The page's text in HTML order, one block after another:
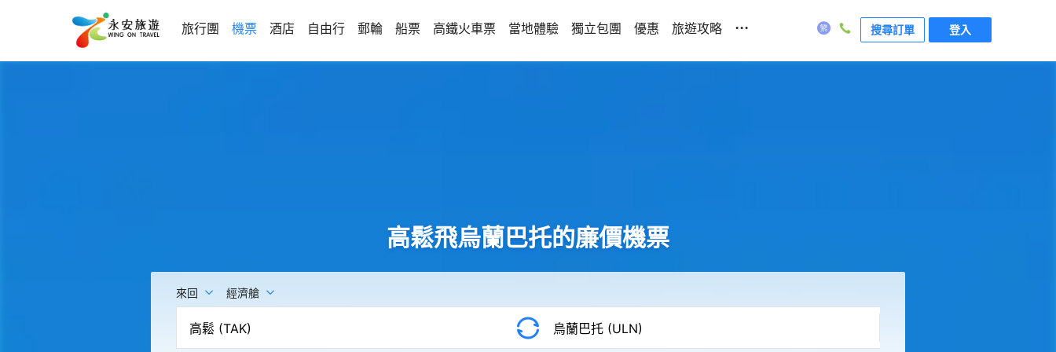
旅行團 機票 酒店 自由行 郵輪 船票 高鐵火車票 當地體驗 獨立包團 優惠 旅遊攻略 ... 搜尋訂單 登入
高鬆飛烏蘭巴托的廉價機票
來回 經濟艙